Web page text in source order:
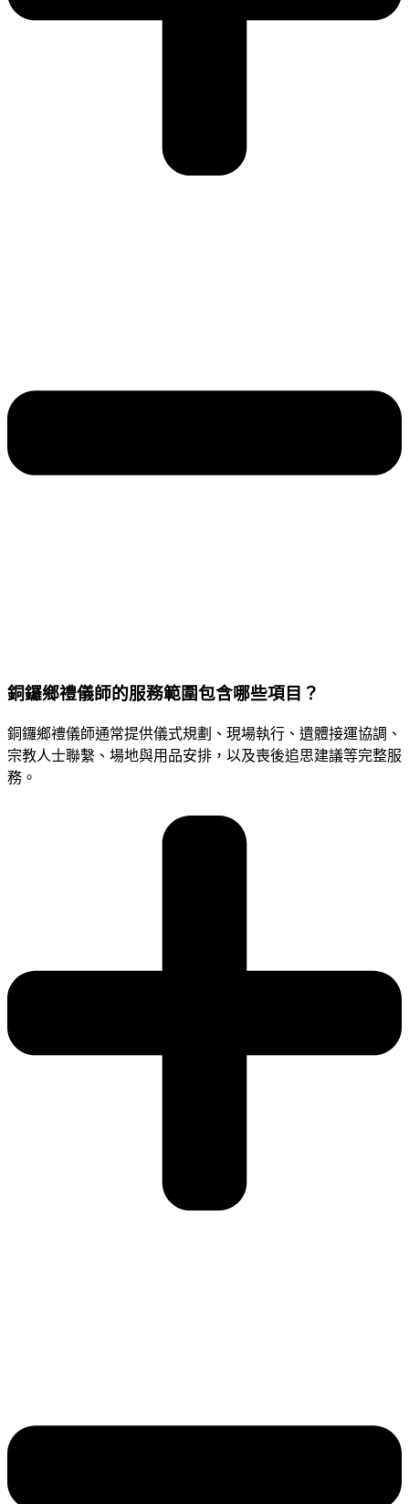
銅鑼鄉禮儀師的服務範圍包含哪些項目？
銅鑼鄉禮儀師通常提供儀式規劃、現場執行、遺體接運協調、
宗教人士聯繫、場地與用品安排，以及喪後追思建議等完整服
務。